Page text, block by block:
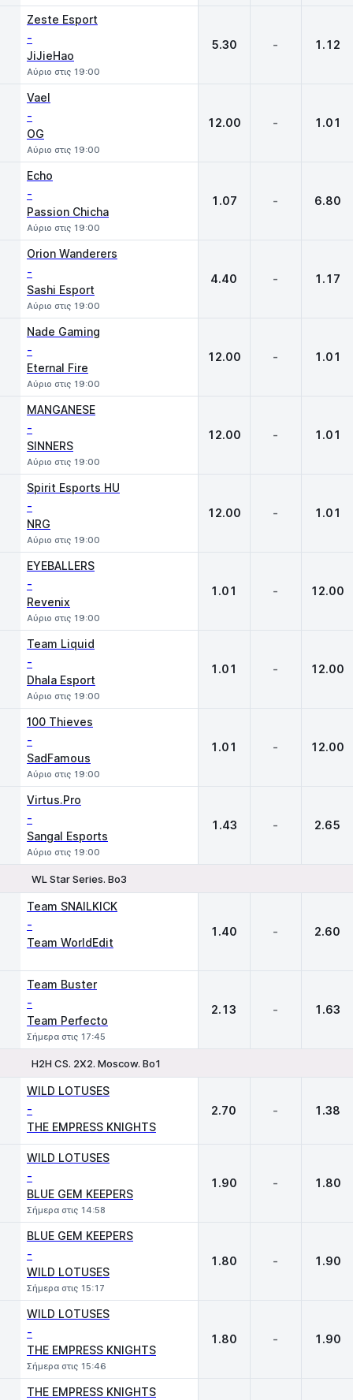
Zeste Esport
-
JiJieHao
Αύριο στις 19:00
5.30 - 1.12
Vael
-
OG
Αύριο στις 19:00
12.00 - 1.01
Echo
-
Passion Chicha
Αύριο στις 19:00
1.07 - 6.80
Orion Wanderers
-
Sashi Esport
Αύριο στις 19:00
4.40 - 1.17
Nade Gaming
-
Eternal Fire
Αύριο στις 19:00
12.00 - 1.01
MANGANESE
-
SINNERS
Αύριο στις 19:00
12.00 - 1.01
Spirit Esports HU
-
NRG
Αύριο στις 19:00
12.00 - 1.01
EYEBALLERS
-
Revenix
Αύριο στις 19:00
1.01 - 12.00
Team Liquid
-
Dhala Esport
Αύριο στις 19:00
1.01 - 12.00
100 Thieves
-
SadFamous
Αύριο στις 19:00
1.01 - 12.00
Virtus.Pro
-
Sangal Esports
Αύριο στις 19:00
1.43 - 2.65
WL Star Series. Bo3
Team SNAILKICK
-
Team WorldEdit
1.40 - 2.60
Team Buster
-
Team Perfecto
Σήμερα στις 17:45
2.13 - 1.63
H2H CS. 2X2. Moscow. Bo1
WILD LOTUSES
-
THE EMPRESS KNIGHTS
2.70 - 1.38
WILD LOTUSES
-
BLUE GEM KEEPERS
Σήμερα στις 14:58
1.90 - 1.80
BLUE GEM KEEPERS
-
WILD LOTUSES
Σήμερα στις 15:17
1.80 - 1.90
WILD LOTUSES
-
THE EMPRESS KNIGHTS
Σήμερα στις 15:46
1.80 - 1.90
THE EMPRESS KNIGHTS